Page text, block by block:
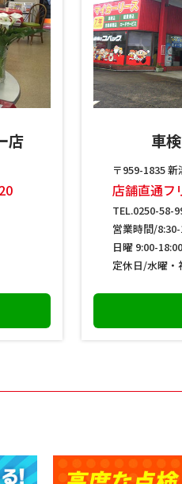
店 車
〒959-1835
店舗直通フ
TEL.0250-58-
営業時間/
日曜 9:00-18:00
定休日/水曜・